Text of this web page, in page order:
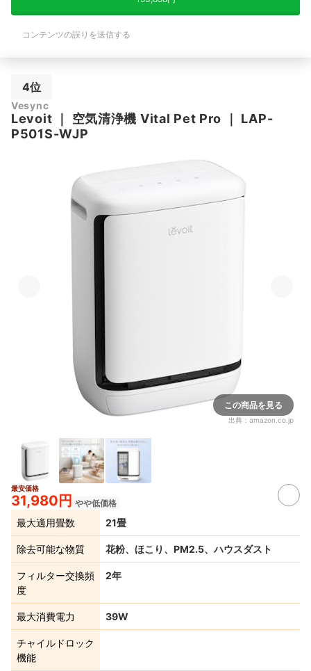
コンテンツの誤りを送信する
4位
Vesync
Levoit 空気清浄機 Vital Pet Pro
LAP-
P501S-WJP
この商品を見る
出典： amazon.co.jp
最安価格
31,980円 やや低価格
最大適用畳数 21畳
除去可能な物質 花粉、ほこり、PM2.5、ハウスダスト
フィルター交換頻
度
2年
最大消費電力 39W
チャイルドロック
機能